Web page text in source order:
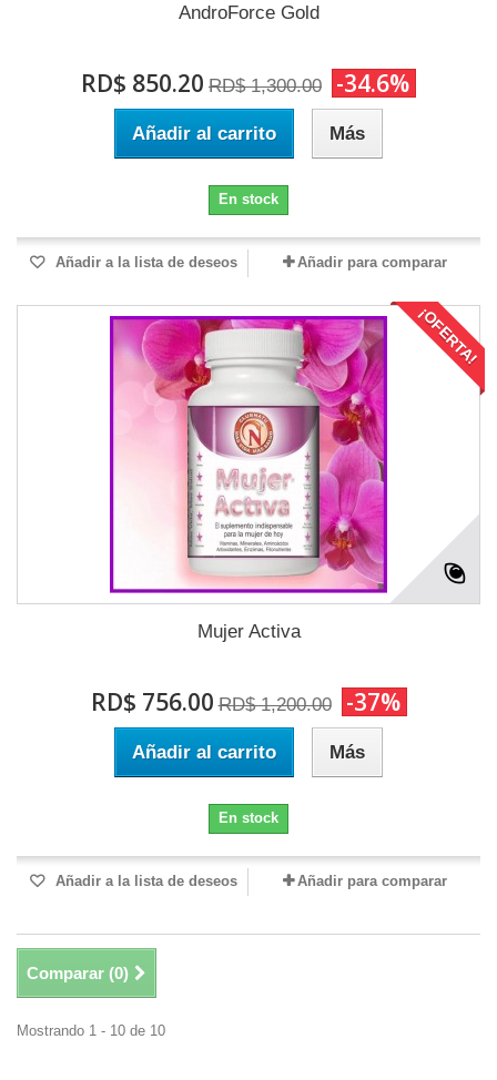
AndroForce Gold
RD$ 850.20 RD$ 1,300.00 -34.6%
Añadir al carrito Más
En stock
Añadir a la lista de deseos Añadir para comparar
¡OFERTA!
Mujer Activa
RD$ 756.00 RD$ 1,200.00 -37%
Añadir al carrito Más
En stock
Añadir a la lista de deseos Añadir para comparar
Comparar (0)
Mostrando 1 - 10 de 10